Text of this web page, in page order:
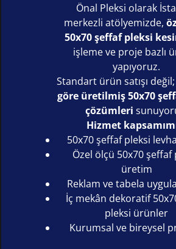
Önal Pleksi olarak
merkezli atölyemizde,
50x70 şeffaf pleksi
işleme ve proje bazlı
yapıyoruz.
Standart ürün satışı değil;
göre üretilmiş 50x70
çözümleri
Hizmet
50x70 şeffaf pleksi
Özel ölçü 50x70 şeffaf
üretim
Reklam ve tabela
İç mekân dekoratif
pleksi ürünler
Kurumsal ve bireysel